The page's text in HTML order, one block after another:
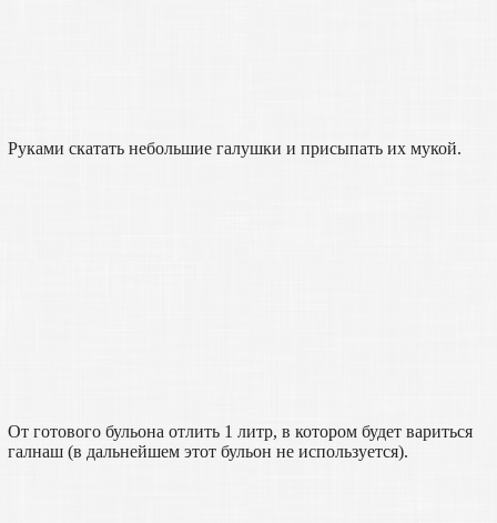
Руками скатать небольшие галушки и присыпать их мукой.
От готового бульона отлить 1 литр, в котором будет вариться
галнаш (в дальнейшем этот бульон не используется).